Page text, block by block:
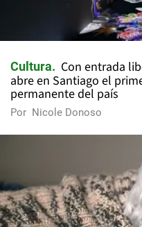
Cultura
Con entrada
abre en Santiago el
permanente del país
Por Nicole Donoso